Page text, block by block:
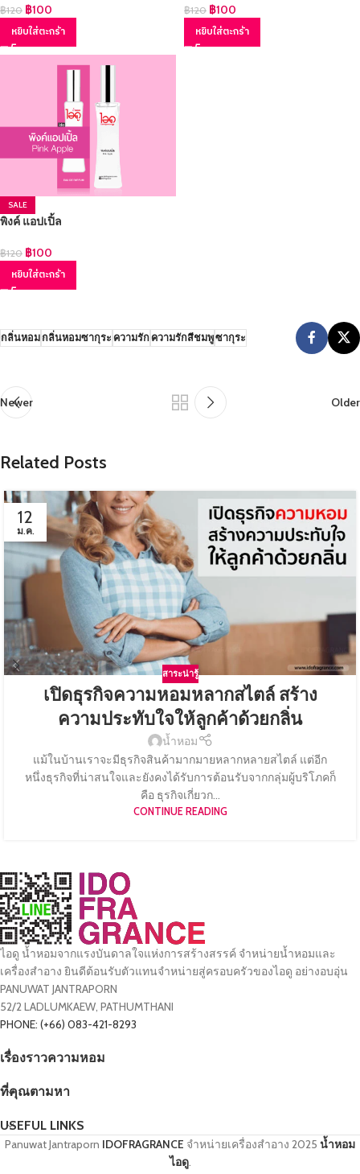
฿120 ฿100
หยิบใส่ตะกร้า
฿120 ฿100
หยิบใส่ตะกร้า
SALE
พิงค์ แอปเปิ้ล
฿120 ฿100
หยิบใส่ตะกร้า
กลิ่นหอมกลิ่นหอมซากุระ ความรักความรักสีชมพูซากุระ
Newer Older
Related Posts
12
ม.ค.
สาระน่ารู้
เปิดธุรกิจความหอมหลากสไตล์ สร้าง
ความประทับใจให้ลูกค้าด้วยกลิ่น
น้ำหอม
แม้ในบ้านเราจะมีธุรกิจสินค้ามากมายหลากหลายสไตล์ แต่อีก
หนึ่งธุรกิจที่น่าสนใจและยังคงได้รับการต้อนรับจากกลุ่มผู้บริโภคก็
คือ ธุรกิจเกี่ยวก...
CONTINUE READING
ไอดู น้ำหอมจากแรงบันดาลใจแห่งการสร้างสรรค์ จำหน่ายน้ำหอมและ
เครื่องสำอาง ยินดีต้อนรับตัวแทนจำหน่ายสู่ครอบครัวของไอดู อย่างอบอุ่น
PANUWAT JANTRAPORN
52/2 LADLUMKAEW, PATHUMTHANI
PHONE: (+66) 083-421-8293
เรื่องราวความหอม
ที่คุณตามหา
USEFUL LINKS
Panuwat Jantraporn IDOFRAGRANCE จำหน่ายเครื่องสำอาง 2025 น้ำหอม
ไอดู.